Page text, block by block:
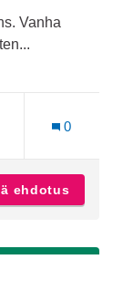
Vanha
Raunistula
0
ehdotus